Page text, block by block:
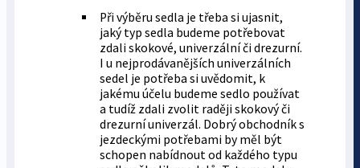
Při výběru sedla je třeba si ujasnit,
jaký typ sedla budeme potřebovat
zdali skokové, univerzální či drezurní.
I u nejprodávanějších univerzálních
sedel je potřeba si uvědomit, k
jakému účelu budeme sedlo používat
a tudíž zdali zvolit raději skokový či
drezurní univerzál. Dobrý obchodník s
jezdeckými potřebami by měl být
schopen nabídnout od každého typu